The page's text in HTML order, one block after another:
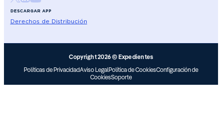
DESCARGAR APP
Derechos de Distribución
Copyright 2026 © Expedientes
Políticas de PrivacidadAviso LegalPolítica de CookiesConfiguración de
CookiesSoporte